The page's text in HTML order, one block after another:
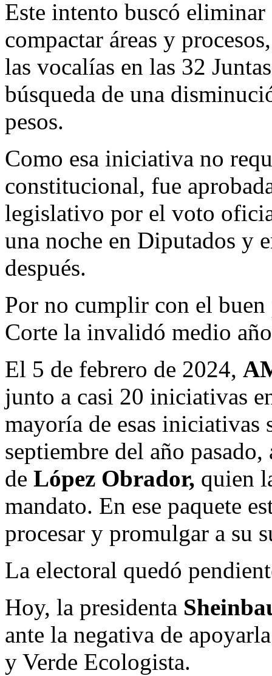
Este intento buscó
compactar áreas y
las vocalías en las 32
búsqueda de una
pesos.
Como esa iniciativa no
constitucional, fue
legislativo por el voto
una noche en Diputados y
después.
Por no cumplir con el
Corte la invalidó medio
El 5 de febrero de 2024,
junto a casi 20 iniciativas
mayoría de esas iniciativas
septiembre del año
de López Obrador, quien
mandato. En ese paquete
procesar y promulgar a su
La electoral quedó
Hoy, la presidenta
ante la negativa de
y Verde Ecologista.